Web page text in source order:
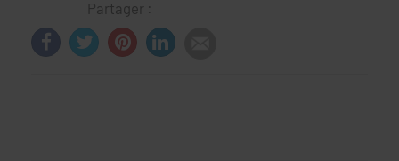
Partager :